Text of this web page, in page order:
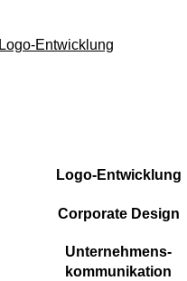
Logo-Entwicklung
Logo-Entwicklung
Corporate Design
Unternehmens-
kommunikation